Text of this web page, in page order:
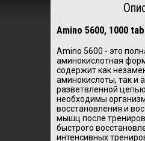
Amino 5600, 1000 tab
Amino 5600 - это
аминокислотная
содержит как
аминокислоты, так и
разветвленной
необходимы
восстановления и
мышц после
быстрого
интенсивных